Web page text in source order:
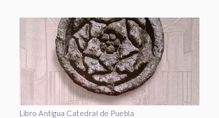
Libro Antigua Catedral de Puebla